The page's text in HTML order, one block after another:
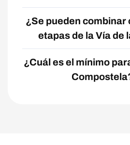
¿Se pueden combinar
etapas de la Vía de
¿Cuál es el mínimo